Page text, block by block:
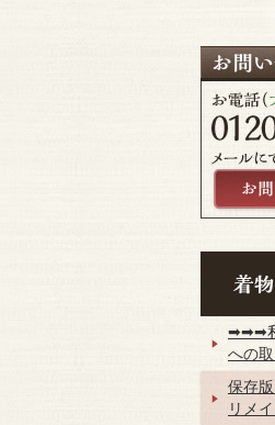
➡➡➡
への
保存
リメ